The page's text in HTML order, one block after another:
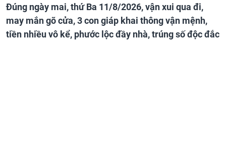
Đúng ngày mai, thứ Ba 11/8/2026, vận xui qua đi,
may mắn gõ cửa, 3 con giáp khai thông vận mệnh,
tiền nhiều vô kể, phước lộc đầy nhà, trúng số độc đắc